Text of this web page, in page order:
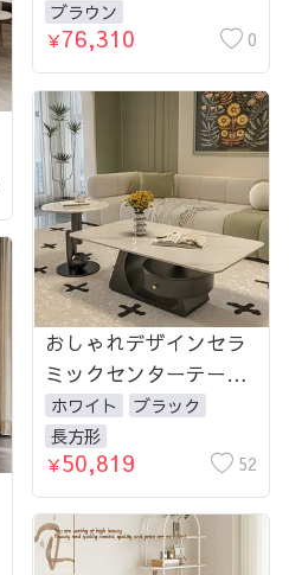
板 グレー 北欧風無垢
材 長方形 イタリアン
スタイル モダン高級感
セラミック天板 hagst-
3419
ブラウン
￥76,310 0
おしゃれデザインセラ
ミックセンターテーブ
ル｜おしゃれなリビン
グを演出するアイテム
fel-2443-teatable
ホワイト
ブラック
長方形
￥50,819 52